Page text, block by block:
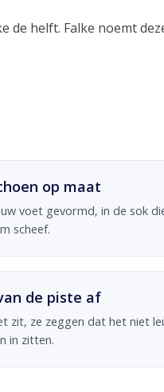
de helft. Falke noemt
op maat
voet gevormd, in de sok
scheef.
de piste af
zit, ze zeggen dat het niet
in zitten.